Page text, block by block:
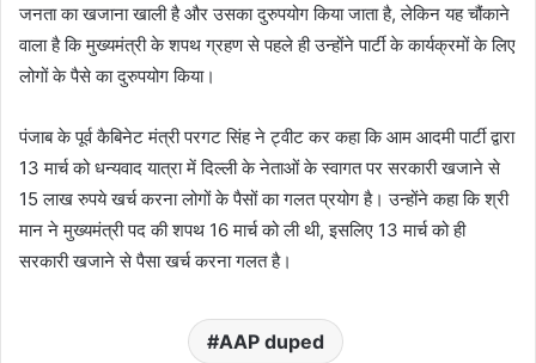
जनता का खजाना खाली है और उसका दुरुपयोग किया जाता है, लेकिन यह चौंकाने
वाला है कि मुख्यमंत्री के शपथ ग्रहण से पहले ही उन्होंने पार्टी के कार्यक्रमों के लिए
लोगों के पैसे का दुरुपयोग किया।
पंजाब के पूर्व कैबिनेट मंत्री परगट सिंह ने ट्वीट कर कहा कि आम आदमी पार्टी द्वारा
13 मार्च को धन्यवाद यात्रा में दिल्ली के नेताओं के स्वागत पर सरकारी खजाने से
15 लाख रुपये खर्च करना लोगों के पैसों का गलत प्रयोग है। उन्होंने कहा कि श्री
मान ने मुख्यमंत्री पद की शपथ 16 मार्च को ली थी, इसलिए 13 मार्च को ही
सरकारी खजाने से पैसा खर्च करना गलत है।
AAP duped